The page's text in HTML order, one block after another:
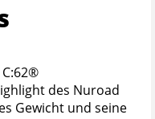
des Nuroad
Gewicht und seine